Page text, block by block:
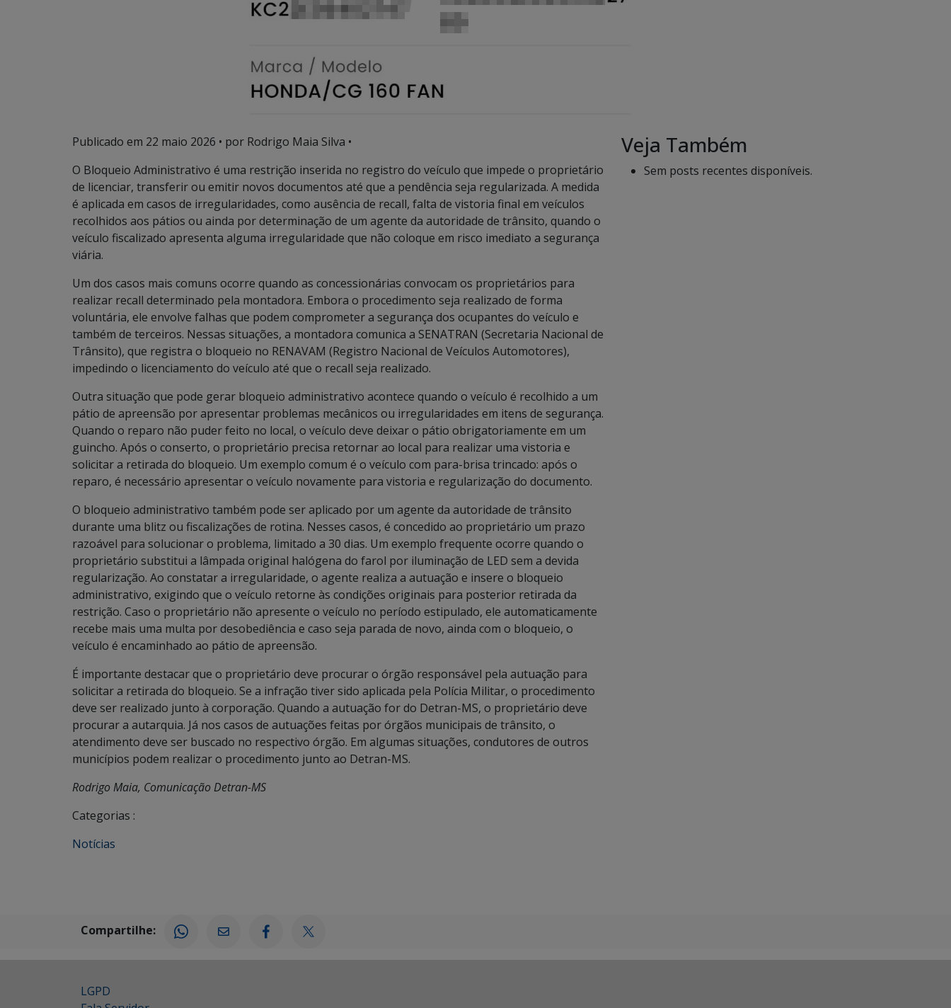
Publicado em 22 maio 2026 • por Rodrigo Maia Silva •
O Bloqueio Administrativo é uma restrição inserida no registro do veículo que impede o proprietário
de licenciar, transferir ou emitir novos documentos até que a pendência seja regularizada. A medida
é aplicada em casos de irregularidades, como ausência de recall, falta de vistoria final em veículos
recolhidos aos pátios ou ainda por determinação de um agente da autoridade de trânsito, quando o
veículo fiscalizado apresenta alguma irregularidade que não coloque em risco imediato a segurança
viária.
Um dos casos mais comuns ocorre quando as concessionárias convocam os proprietários para
realizar recall determinado pela montadora. Embora o procedimento seja realizado de forma
voluntária, ele envolve falhas que podem comprometer a segurança dos ocupantes do veículo e
também de terceiros. Nessas situações, a montadora comunica a SENATRAN (Secretaria Nacional de
Trânsito), que registra o bloqueio no RENAVAM (Registro Nacional de Veículos Automotores),
impedindo o licenciamento do veículo até que o recall seja realizado.
Outra situação que pode gerar bloqueio administrativo acontece quando o veículo é recolhido a um
pátio de apreensão por apresentar problemas mecânicos ou irregularidades em itens de segurança.
Quando o reparo não puder feito no local, o veículo deve deixar o pátio obrigatoriamente em um
guincho. Após o conserto, o proprietário precisa retornar ao local para realizar uma vistoria e
solicitar a retirada do bloqueio. Um exemplo comum é o veículo com para-brisa trincado: após o
reparo, é necessário apresentar o veículo novamente para vistoria e regularização do documento.
O bloqueio administrativo também pode ser aplicado por um agente da autoridade de trânsito
durante uma blitz ou fiscalizações de rotina. Nesses casos, é concedido ao proprietário um prazo
razoável para solucionar o problema, limitado a 30 dias. Um exemplo frequente ocorre quando o
proprietário substitui a lâmpada original halógena do farol por iluminação de LED sem a devida
regularização. Ao constatar a irregularidade, o agente realiza a autuação e insere o bloqueio
administrativo, exigindo que o veículo retorne às condições originais para posterior retirada da
restrição. Caso o proprietário não apresente o veículo no período estipulado, ele automaticamente
recebe mais uma multa por desobediência e caso seja parada de novo, ainda com o bloqueio, o
veículo é encaminhado ao pátio de apreensão.
É importante destacar que o proprietário deve procurar o órgão responsável pela autuação para
solicitar a retirada do bloqueio. Se a infração tiver sido aplicada pela Polícia Militar, o procedimento
deve ser realizado junto à corporação. Quando a autuação for do Detran-MS, o proprietário deve
procurar a autarquia. Já nos casos de autuações feitas por órgãos municipais de trânsito, o
atendimento deve ser buscado no respectivo órgão. Em algumas situações, condutores de outros
municípios podem realizar o procedimento junto ao Detran-MS.
Rodrigo Maia, Comunicação Detran-MS
Categorias :
Notícias
Veja Também
Sem posts recentes disponíveis.
Compartilhe:
LGPD